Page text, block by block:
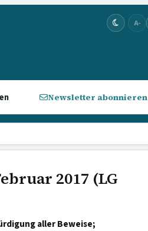
A-
Newsletter abonnieren
2017 (LG
aller Beweise;